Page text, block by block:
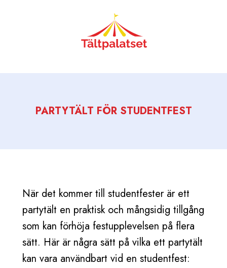
PARTYTÄLT FÖR STUDENTFEST
När det kommer till studentfester är ett
partytält en praktisk och mångsidig tillgång
som kan förhöja festupplevelsen på flera
sätt. Här är några sätt på vilka ett partytält
kan vara användbart vid en studentfest: